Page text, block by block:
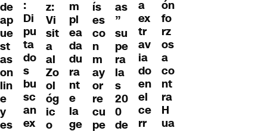
de
ap
ue
st
as
on
lin
e
y
es
:
Di
pu
ta
do
s
bu
sc
an
ex
z:
Vi
sit
a
al
Zo
ol
óg
ic
o
m
pl
ea
da
du
ra
nt
e
la
ge
ís
es
co
n
m
ay
or
re
cu
pe
as
”
su
pe
ra
la
s
20
0
de
a
ex
tr
av
ia
do
en
el
ce
rr
ón
fo
rz
os
a
co
nt
ra
H
ua